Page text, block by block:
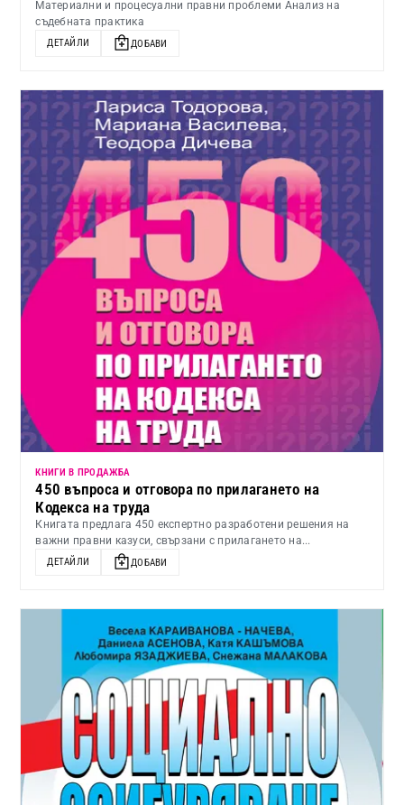
Материални и процесуални правни проблеми Анализ на
съдебната практика
ДЕТАЙЛИ ДОБАВИ
КНИГИ В ПРОДАЖБА
450 въпроса и отговора по прилагането на
Кодекса на труда
Книгата предлага 450 експертно разработени решения на
важни правни казуси, свързани с прилагането на...
ДЕТАЙЛИ ДОБАВИ